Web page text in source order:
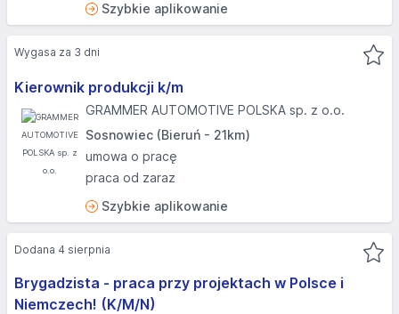
Szybkie aplikowanie
Kierownik produkcji k/m
GRAMMER AUTOMOTIVE POLSKA sp. z o.o.
Sosnowiec (Bieruń - 21km)
umowa o pracę
praca od zaraz
Szybkie aplikowanie
Wygasa za 3 dni
Brygadzista - praca przy projektach w Polsce i
Niemczech! (K/M/N)
Dodana 4 sierpnia